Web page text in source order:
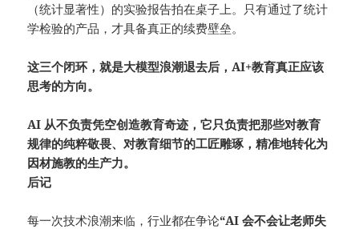
（统计显著性）的实验报告拍在桌子上。只有通过了统计
学检验的产品，才具备真正的续费壁垒。
这三个闭环，就是大模型浪潮退去后，AI+教育真正应该
思考的方向。
AI 从不负责凭空创造教育奇迹，它只负责把那些对教育
规律的纯粹敬畏、对教育细节的工匠雕琢，精准地转化为
因材施教的生产力。
后记
每一次技术浪潮来临，行业都在争论“AI 会不会让老师失